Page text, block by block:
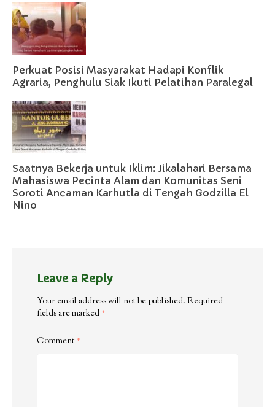
Perkuat Posisi Masyarakat Hadapi Konflik
Agraria, Penghulu Siak Ikuti Pelatihan Paralegal
Saatnya Bekerja untuk Iklim: Jikalahari Bersama
Mahasiswa Pecinta Alam dan Komunitas Seni
Soroti Ancaman Karhutla di Tengah Godzilla El
Nino
Leave a Reply
Your email address will not be published. Required
fields are marked *
Comment*